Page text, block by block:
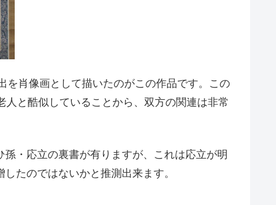
を肖像画として描いたのがこの作品です。この
と酷似していることから、双方の関連は非常
・応立の裏書が有りますが、これは応立が明
たのではないかと推測出来ます。